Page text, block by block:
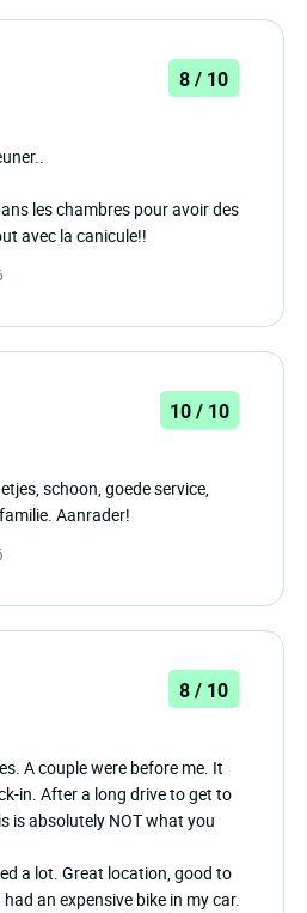
8 / 10
les chambres pour avoir des
avec la canicule!!
10 / 10
schoon, goede service,
Aanrader!
8 / 10
A couple were before me. It
in. After a long drive to get to
is absolutely NOT what you
a lot. Great location, good to
an expensive bike in my car.